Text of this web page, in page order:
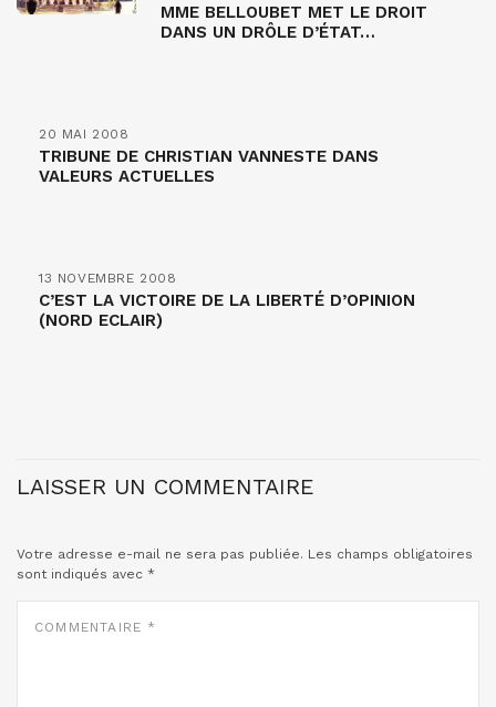
MME BELLOUBET MET LE DROIT
DANS UN DRÔLE D’ÉTAT…
20 MAI 2008
TRIBUNE DE CHRISTIAN VANNESTE DANS
VALEURS ACTUELLES
13 NOVEMBRE 2008
C’EST LA VICTOIRE DE LA LIBERTÉ D’OPINION
(NORD ECLAIR)
LAISSER UN COMMENTAIRE
Votre adresse e-mail ne sera pas publiée. Les champs obligatoires
sont indiqués avec *